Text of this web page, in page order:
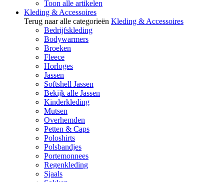
Toon alle artikelen
Kleding & Accessoires
Terug naar alle categorieën Kleding & Accessoires
Bedrijfskleding
Bodywarmers
Broeken
Fleece
Horloges
Jassen
Softshell Jassen
Bekijk alle Jassen
Kinderkleding
Mutsen
Overhemden
Petten & Caps
Poloshirts
Polsbandjes
Portemonnees
Regenkleding
Sjaals